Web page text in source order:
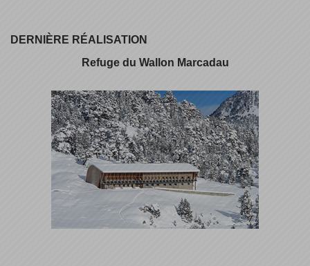
DERNIÈRE RÉALISATION
Refuge du Wallon Marcadau